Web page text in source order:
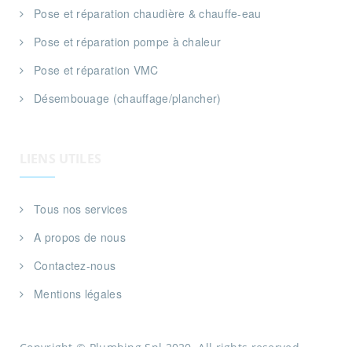
Pose et réparation chaudière & chauffe-eau
Pose et réparation pompe à chaleur
Pose et réparation VMC
Désembouage (chauffage/plancher)
Tous nos services
A propos de nous
Contactez-nous
Mentions légales